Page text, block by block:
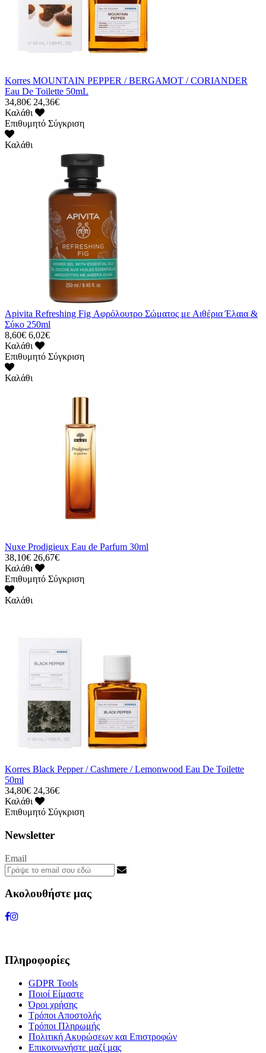
Korres MOUNTAIN PEPPER / BERGAMOT / CORIANDER
Eau De Toilette 50mL
34,80€ 24,36€
Καλάθι
Επιθυμητό Σύγκριση
Καλάθι
Apivita Refreshing Fig Αφρόλουτρο Σώματος με Αιθέρια Έλαια &
Σύκο 250ml
8,60€ 6,02€
Καλάθι
Επιθυμητό Σύγκριση
Καλάθι
Nuxe Prodigieux Eau de Parfum 30ml
38,10€ 26,67€
Καλάθι
Επιθυμητό Σύγκριση
Καλάθι
Korres Black Pepper / Cashmere / Lemonwood Eau De Toilette
50ml
34,80€ 24,36€
Καλάθι
Επιθυμητό Σύγκριση
Newsletter
Email
Ακολουθήστε μας
Πληροφορίες
GDPR Tools
Ποιοί Είμαστε
Όροι χρήσης
Τρόποι Αποστολής
Τρόποι Πληρωμής
Πολιτική Ακυρώσεων και Επιστροφών
Επικοινωνήστε μαζί μας